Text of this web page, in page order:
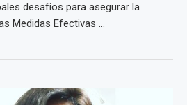
desafíos para asegurar la
Medidas Efectivas ...